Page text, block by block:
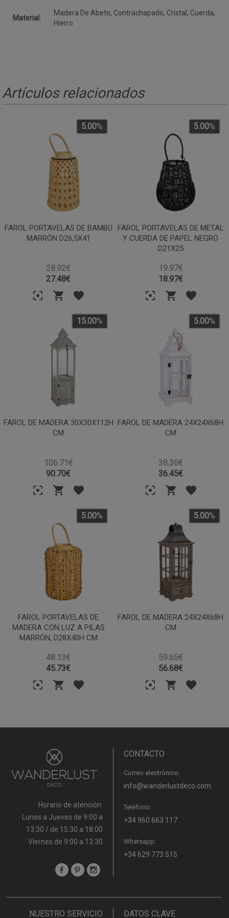
Material:
Madera De Abeto, Contrachapado, Cristal, Cuerda,
Hierro
Artículos relacionados
FAROL PORTAVELAS DE BAMBÚ
MARRÓN D26,5X41
28.92€
5.00%
27.48€
FAROL PORTAVELAS DE METAL
Y CUERDA DE PAPEL NEGRO
D21X25
19.97€
5.00%
18.97€
FAROL DE MADERA 30X30X112H
CM
106.71€
15.00%
90.70€
FAROL DE MADERA 24X24X68H
CM
38.36€
5.00%
36.45€
FAROL PORTAVELAS DE
MADERA CON LUZ A PILAS
MARRÓN, D28X40H CM
48.13€
5.00%
45.73€
FAROL DE MADERA 24X24X68H
CM
59.65€
5.00%
56.68€
Horario de atención:
· Lunes a Jueves de 9:00 a
13:30 / de 15:30 a 18:00
· Viernes de 9:00 a 13:30
CONTACTO
Correo electrónico:
info@wanderlustdeco.com
Teléfono:
+34 960 663 117
Whatsapp:
+34 629 773 515
NUESTRO SERVICIO DATOS CLAVE